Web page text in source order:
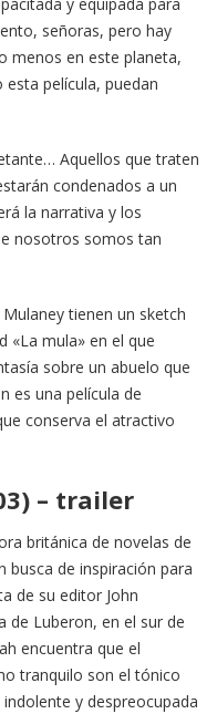
y equipada para
señoras, pero hay
menos en este planeta,
película, puedan
Aquellos que traten
condenados a un
la narrativa y los
nosotros somos tan
tienen un sketch
«La mula» en el que
sobre un abuelo que
es una película de
conserva el atractivo
– trailer
británica de novelas de
busca de inspiración para
de su editor John
de Luberon, en el sur de
encuentra que el
tranquilo son el tónico
y despreocupada